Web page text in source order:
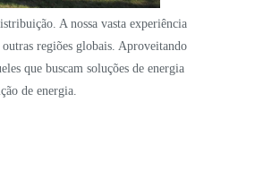
A nossa vasta experiência
regiões globais. Aproveitando
que buscam soluções de energia
de energia.